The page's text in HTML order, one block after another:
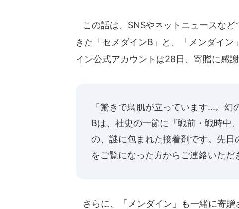
この話は、SNSやネットニュースな
きた「セメダインB」と、「メンダイ
イン公式アカウントは28日、寄贈に感謝
「驚きで鳥肌が立っています...。
Bは、社史の一節に『戦前・戦時中
の、謎に包まれた接着剤です。先日
をご覧になった方からご連絡いただ
さらに、「メンダイン」も一緒に寄贈